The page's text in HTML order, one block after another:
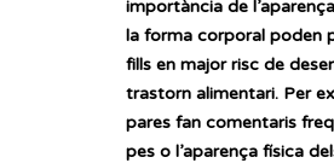
importància de
la forma corporal poden
fills en major risc de
trastorn alimentari. Per
pares fan comentaris
pes o l’aparença física